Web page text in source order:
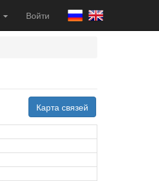
Войти
Карта связей